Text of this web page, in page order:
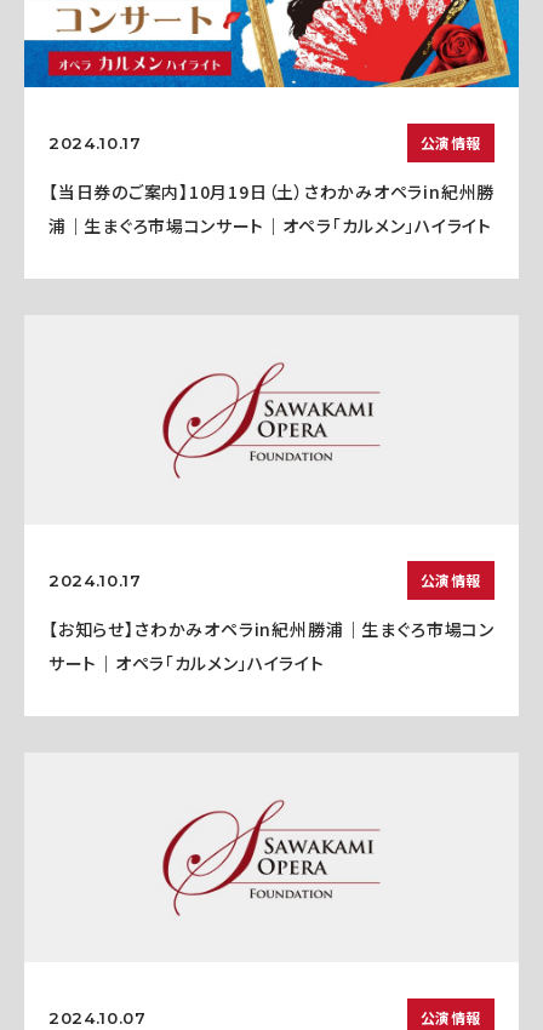
2024.10.17 公演情報
【当日券のご案内】10月19日（土）さわかみオペラin紀州勝
浦｜生まぐろ市場コンサート｜オペラ「カルメン」ハイライト
2024.10.17 公演情報
【お知らせ】さわかみオペラin紀州勝浦｜生まぐろ市場コン
サート｜オペラ「カルメン」ハイライト
2024.10.07 公演情報